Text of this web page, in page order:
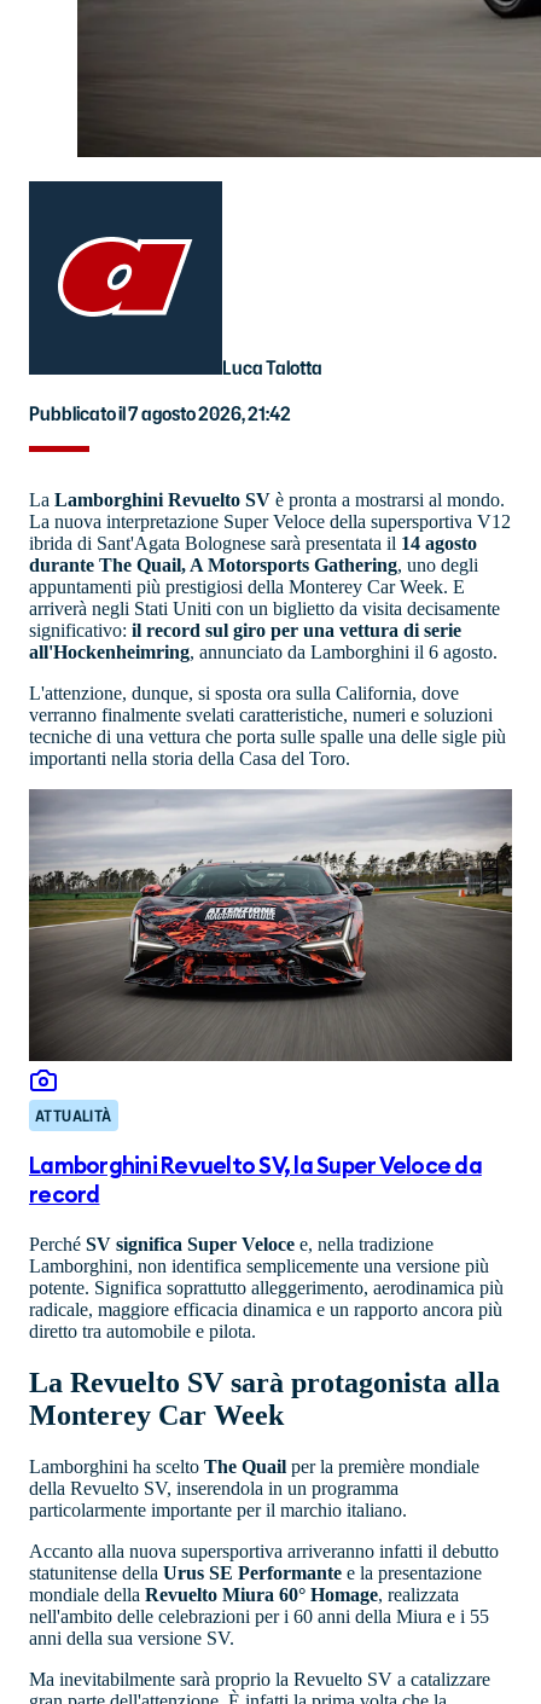
Luca Talotta
Pubblicato il 7 agosto 2026, 21:42
La Lamborghini Revuelto SV è pronta a mostrarsi al mondo.
La nuova interpretazione Super Veloce della supersportiva V12
ibrida di Sant'Agata Bolognese sarà presentata il 14 agosto
durante The Quail, A Motorsports Gathering, uno degli
appuntamenti più prestigiosi della Monterey Car Week. E
arriverà negli Stati Uniti con un biglietto da visita decisamente
significativo: il record sul giro per una vettura di serie
all'Hockenheimring, annunciato da Lamborghini il 6 agosto.
L'attenzione, dunque, si sposta ora sulla California, dove
verranno finalmente svelati caratteristiche, numeri e soluzioni
tecniche di una vettura che porta sulle spalle una delle sigle più
importanti nella storia della Casa del Toro.
ATTUALITÀ
Lamborghini Revuelto SV, la Super Veloce da
record
Perché SV significa Super Veloce e, nella tradizione
Lamborghini, non identifica semplicemente una versione più
potente. Significa soprattutto alleggerimento, aerodinamica più
radicale, maggiore efficacia dinamica e un rapporto ancora più
diretto tra automobile e pilota.
La Revuelto SV sarà protagonista alla
Monterey Car Week
Lamborghini ha scelto The Quail per la première mondiale
della Revuelto SV, inserendola in un programma
particolarmente importante per il marchio italiano.
Accanto alla nuova supersportiva arriveranno infatti il debutto
statunitense della Urus SE Performante e la presentazione
mondiale della Revuelto Miura 60° Homage, realizzata
nell'ambito delle celebrazioni per i 60 anni della Miura e i 55
anni della sua versione SV.
Ma inevitabilmente sarà proprio la Revuelto SV a catalizzare